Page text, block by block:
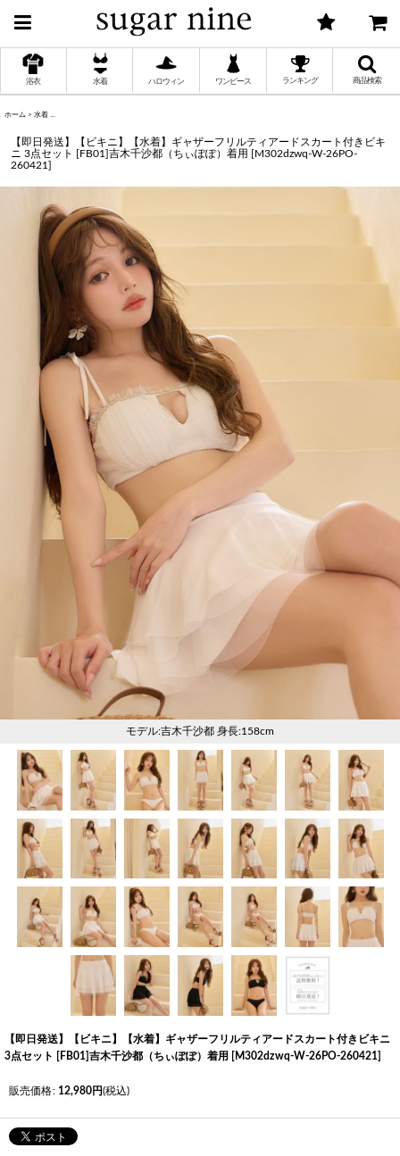
浴衣 水着 ハロウィン ワンピース ランキング 商品検索
ホーム > 水着
【即日発送】【ビキニ】【水着】ギャザーフリルティアードスカート付きビキ
ニ 3点セット [FB01]吉木千沙都（ちぃぽぽ）着用 [M302dzwq-W-26PO-
260421]
【即日発送】【ビキニ】【水着】ギャザーフリルティアードスカート付きビキニ
3点セット [FB01]吉木千沙都（ちぃぽぽ）着用 [ M302dzwq-W-26PO-260421]
販売価格: 12,980円(税込)